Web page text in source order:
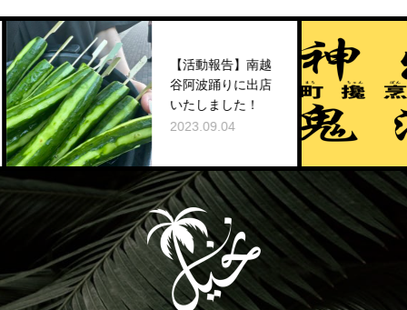
【活動報告】南越
谷阿波踊りに出店
いたしました！
2023.09.04